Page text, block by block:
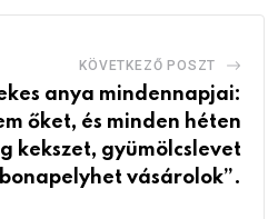
KÖVETKEZŐ POSZT
anya mindennapjai:
őket, és minden héten
kekszet, gyümölcslevet
vásárolok”.